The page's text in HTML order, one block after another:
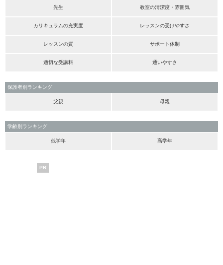
先生 教室の清潔度・雰囲気
カリキュラムの充実度 レッスンの受けやすさ
レッスンの質 サポート体制
適切な受講料 通いやすさ
保護者別ランキング
父親 母親
学齢別ランキング
低学年 高学年
PR